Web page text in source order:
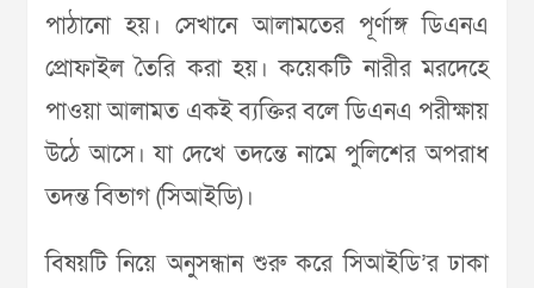
পাঠানো হয়। সেখানে আলামতের পূর্ণাঙ্গ ডিএনএ
প্রোফাইল তৈরি করা হয়। কয়েকটি নারীর মরদেহে
পাওয়া আলামত একই ব্যক্তির বলে ডিএনএ পরীক্ষায়
উঠে আসে। যা দেখে তদন্তে নামে পুলিশের অপরাধ
তদন্ত বিভাগ (সিআইডি)।
বিষয়টি নিয়ে অনুসন্ধান শুরু করে সিআইডি’র ঢাকা